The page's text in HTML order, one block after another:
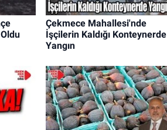
Çekmece Mahallesi'nde
İşçilerin Kaldığı Konteynerde
Yangın